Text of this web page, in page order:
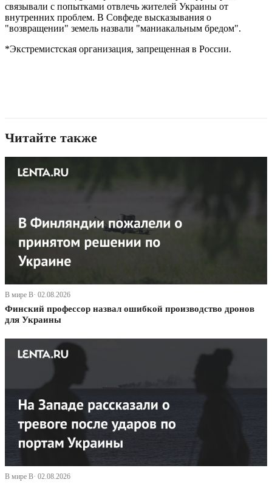
связывали с попытками отвлечь жителей Украины от
внутренних проблем. В Совфеде высказывания о
"возвращении" земель назвали "маниакальным бредом".
*Экстремистская организация, запрещенная в России.
Читайте также
В мире В· 02.08.2026
Финский профессор назвал ошибкой производство дронов
для Украины
В мире В· 02.08.2026